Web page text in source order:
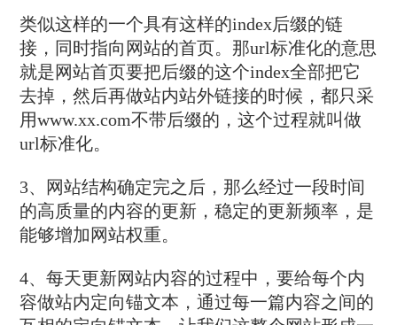
类似这样的一个具有这样的index后缀的链
接，同时指向网站的首页。那url标准化的意思
就是网站首页要把后缀的这个index全部把它
去掉，然后再做站内站外链接的时候，都只采
用www.xx.com不带后缀的，这个过程就叫做
url标准化。
3、网站结构确定完之后，那么经过一段时间
的高质量的内容的更新，稳定的更新频率，是
能够增加网站权重。
4、每天更新网站内容的过程中，要给每个内
容做站内定向锚文本，通过每一篇内容之间的